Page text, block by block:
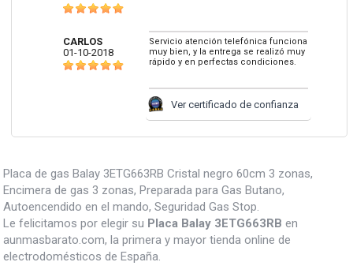
CARLOS
01-10-2018
Servicio atención telefónica funciona
muy bien, y la entrega se realizó muy
rápido y en perfectas condiciones.
Ver certificado de confianza
Placa de gas Balay 3ETG663RB Cristal negro 60cm 3 zonas,
Encimera de gas 3 zonas, Preparada para Gas Butano,
Autoencendido en el mando, Seguridad Gas Stop.
Le felicitamos por elegir su Placa Balay 3ETG663RB en
aunmasbarato.com, la primera y mayor tienda online de
electrodomésticos de España.